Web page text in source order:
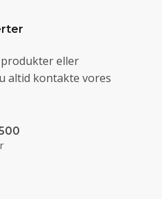
eller
altid kontakte vores